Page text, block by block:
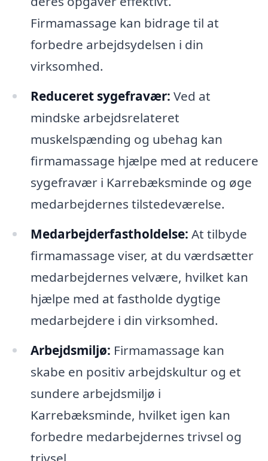
Firmamassage kan bidrage til at
forbedre arbejdsydelsen i din
virksomhed.
Reduceret sygefravær: Ved at
mindske arbejdsrelateret
muskelspænding og ubehag kan
firmamassage hjælpe med at reducere
sygefravær i Karrebæksminde og øge
medarbejdernes tilstedeværelse.
Medarbejderfastholdelse: At tilbyde
firmamassage viser, at du værdsætter
medarbejdernes velvære, hvilket kan
hjælpe med at fastholde dygtige
medarbejdere i din virksomhed.
Arbejdsmiljø: Firmamassage kan
skabe en positiv arbejdskultur og et
sundere arbejdsmiljø i
Karrebæksminde, hvilket igen kan
forbedre medarbejdernes trivsel og